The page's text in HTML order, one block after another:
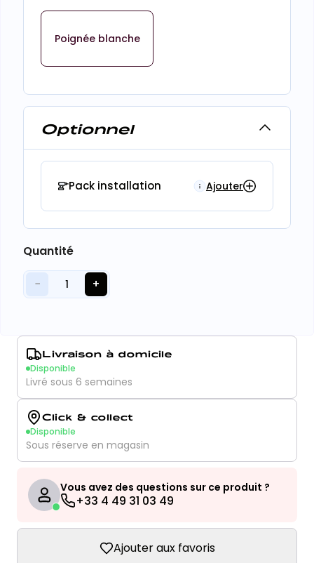
Poignée blanche
Optionnel
Pack installation Ajouter
Quantité
− 1 +
Livraison à domicile
Disponible
Livré sous 6 semaines
Click & collect
Disponible
Sous réserve en magasin
Vous avez des questions sur ce produit ?
+33 4 49 31 03 49
Ajouter aux favoris